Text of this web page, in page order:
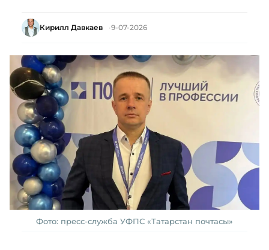
Кирилл Давкаев 9-07-2026
Фото: пресс-служба УФПС «Татарстан почтасы»